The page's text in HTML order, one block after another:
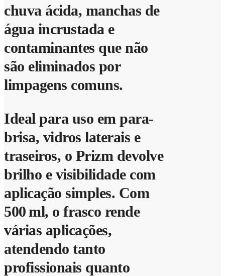
chuva ácida, manchas de
água incrustada e
contaminantes que não
são eliminados por
limpagens comuns.
Ideal para uso em para-
brisa, vidros laterais e
traseiros, o Prizm devolve
brilho e visibilidade com
aplicação simples. Com
500 ml, o frasco rende
várias aplicações,
atendendo tanto
profissionais quanto